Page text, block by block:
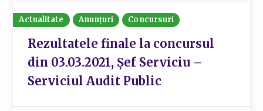
Actualitate Anunțuri Concursuri
Rezultatele finale la concursul
din 03.03.2021, Șef Serviciu –
Serviciul Audit Public